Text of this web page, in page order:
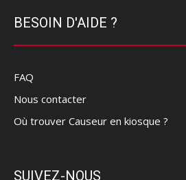
BESOIN D'AIDE ?
FAQ
Nous contacter
Où trouver Causeur en kiosque ?
SUIVEZ-NOUS